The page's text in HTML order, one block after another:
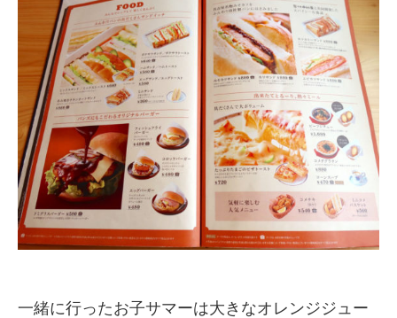
一緒に行ったお子サマーは大きなオレンジジュー